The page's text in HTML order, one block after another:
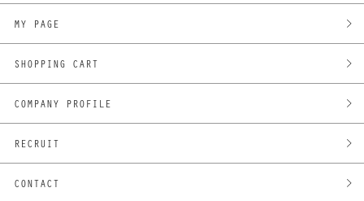
MY PAGE
SHOPPING CART
COMPANY PROFILE
RECRUIT
CONTACT